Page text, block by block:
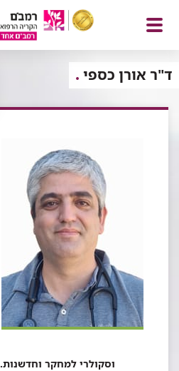
פתח
תפריט
ד"ר אורן כספי
וסקולרי למחקר וחדשנות.